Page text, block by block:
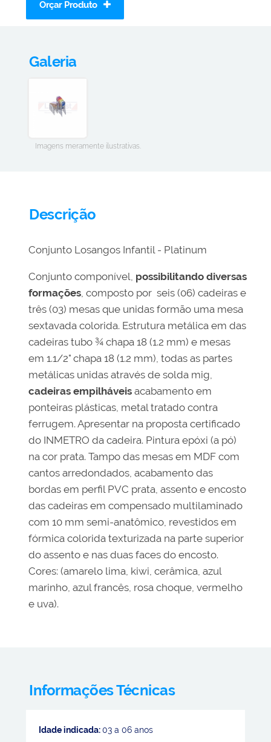
Orçar Produto
Galeria
Imagens meramente ilustrativas.
Descrição
Conjunto Losangos Infantil - Platinum
Conjunto componível, possibilitando diversas
formações, composto por seis (06) cadeiras e
três (03) mesas que unidas formão uma mesa
sextavada colorida. Estrutura metálica em das
cadeiras tubo ¾ chapa 18 (1.2 mm) e mesas
em 1.1/2" chapa 18 (1.2 mm), todas as partes
metálicas unidas através de solda mig,
cadeiras empilháveis acabamento em
ponteiras plásticas, metal tratado contra
ferrugem. Apresentar na proposta certificado
do INMETRO da cadeira. Pintura epóxi (a pó)
na cor prata. Tampo das mesas em MDF com
cantos arredondados, acabamento das
bordas em perfil PVC prata, assento e encosto
das cadeiras em compensado multilaminado
com 10 mm semi-anatômico, revestidos em
fórmica colorida texturizada na parte superior
do assento e nas duas faces do encosto.
Cores: (amarelo lima, kiwi, cerâmica, azul
marinho, azul francês, rosa choque, vermelho
e uva).
Informações Técnicas
Idade indicada:03 a 06 anos